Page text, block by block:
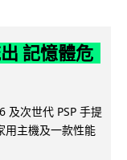
記憶體危
及次世代 PSP 手提
用主機及一款性能